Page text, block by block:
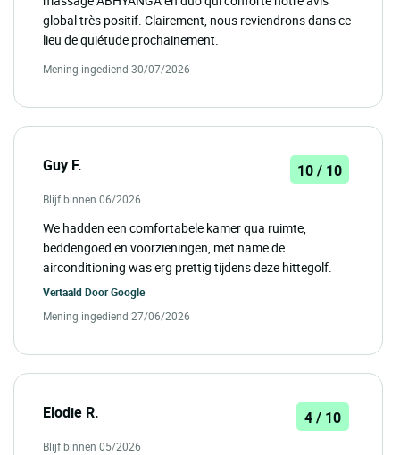
global très positif. Clairement, nous reviendrons dans ce
lieu de quiétude prochainement.
Mening ingediend 30/07/2026
Guy F. 10 / 10
Blijf binnen 06/2026
We hadden een comfortabele kamer qua ruimte,
beddengoed en voorzieningen, met name de
airconditioning was erg prettig tijdens deze hittegolf.
Vertaald DoorGoogle
Mening ingediend 27/06/2026
Elodie R. 4 / 10
Blijf binnen 05/2026